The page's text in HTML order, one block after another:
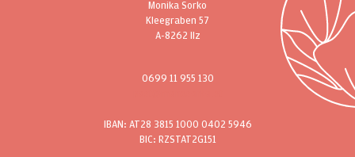
Monika Sorko
Kleegraben 57
A-8262 Ilz
0699 11 955 130
IBAN: AT28 3815 1000 0402 5946
BIC: RZSTAT2G151